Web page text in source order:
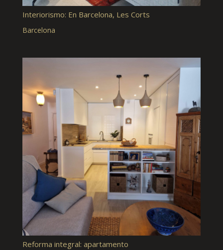
Interiorismo: En Barcelona, Les Corts
Barcelona
Reforma integral: apartamento